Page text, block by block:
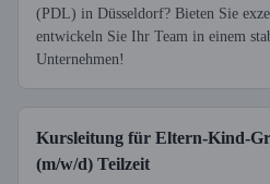
(PDL) in Düsseldorf? Bieten Sie
entwickeln Sie Ihr Team in einem
Unternehmen!
Kursleitung für Eltern-Kind-
(m/w/d) Teilzeit